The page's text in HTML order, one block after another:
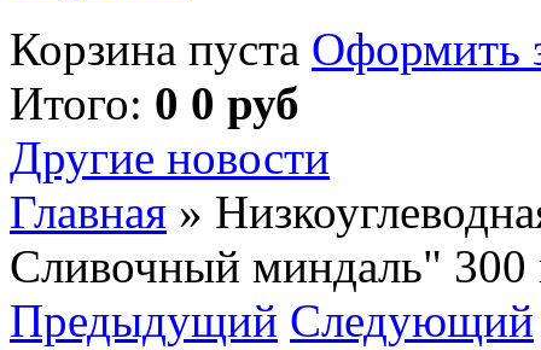
Корзина пуста Оформить
Итого: 0 0 руб
Другие новости
Главная »
Сливочный миндаль" 300
Предыдущий Следующий